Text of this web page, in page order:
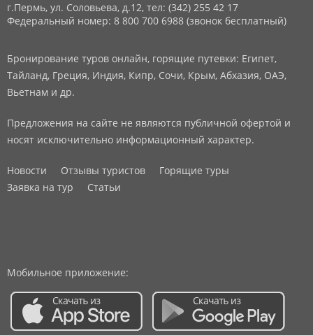
г.Пермь, ул. Соловьева, д.12, тел: (342) 255 42 17
Федеральный номер: 8 800 700 6988 (звонок бесплатный)
Бронирование туров онлайн, горящие путевки: Египет,
Тайланд, Греция, Индия, Кипр, Сочи, Крым, Абхазия, ОАЭ,
Вьетнам и др.
Предложения на сайте не являются публичной офертой и
носят исключительно информационный характер.
Новости Отзывы туристов
Горящие туры
Заявка на тур
Статьи
Мобильное приложение: